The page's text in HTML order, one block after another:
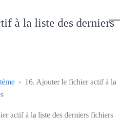
à la liste des derniers
› 16. Ajouter le fichier actif à la
actif à la liste des derniers fichiers